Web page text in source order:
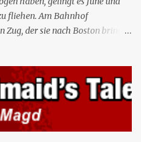
fliehen. Am Bahnhof
Zug, der sie nach Boston bringen
Gegenwart. June ist seit
eingesperrt und entdeckt im
te bastardes carborundorum”,
Difred hinterlassen wurde, die
Zeremonie bringt Serena June